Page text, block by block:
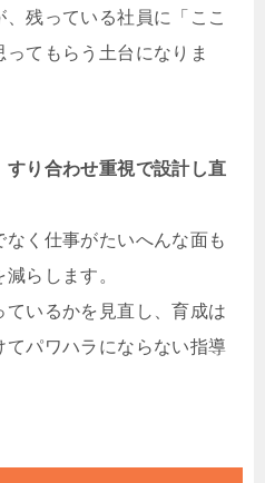
残っている社員に「ここ
てもらう土台になりま
すり合わせ重視で設計し直
く仕事がたいへんな面も
らします。
いるかを見直し、育成は
パワハラにならない指導